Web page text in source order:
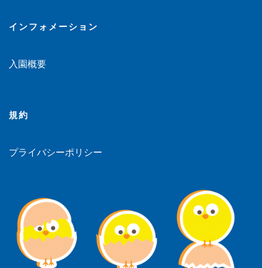
インフォメーション
入園概要
規約
プライバシーポリシー